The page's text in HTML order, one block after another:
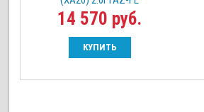
14 570 руб.
КУПИТЬ